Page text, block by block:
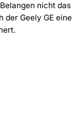
nicht das
der Geely GE eine